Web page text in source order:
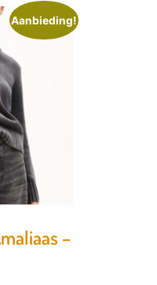
Aanbieding!
–